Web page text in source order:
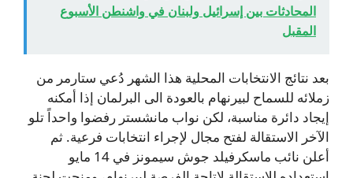
المحادثات بين إسرائيل ولبنان في واشنطن الأسبوع
المقبل
بعد نتائج الانتخابات المحلية هذا الشهر دُعي ستارمر من
زملائه للسماح لبيرنهام بالعودة الى البرلمان إذا أمكنه
إيجاد دائرة مناسبة، لكن نواب مانشستر رفضوا واحداً تلو
الآخر الاستقالة لفتح مجال لإجراء انتخابات فرعية. ثم
أعلن نائب ماسكرفيلد جوش سيمونز في 14 مايو